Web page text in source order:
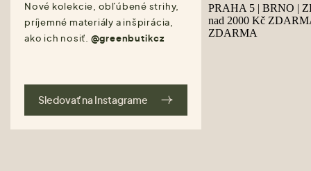
Nové kolekcie, obľúbené strihy,
príjemné materiály a inšpirácia,
ako ich nosiť. @greenbutikcz
Sledovať na Instagrame